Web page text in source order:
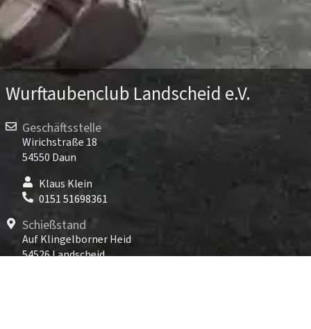
Wurftaubenclub Landscheid e.V.
Geschäftsstelle
Wirichstraße 18
54550 Daun
Klaus Klein
0151 51698361
Schießstand
Auf Klingelborner Heid
54526 Landscheid